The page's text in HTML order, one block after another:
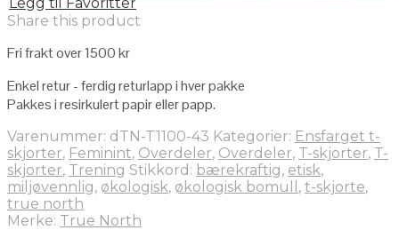
Share this product
Fri frakt over 1500 kr
Enkel retur - ferdig returlapp i hver pakke
Pakkes i resirkulert papir eller papp.
Varenummer: dTN-T1100-43 Kategorier: Ensfarget t-
skjorter, Feminint, Overdeler, Overdeler, T-skjorter, T-
skjorter, Trening Stikkord: bærekraftig, etisk,
miljøvennlig, økologisk, økologisk bomull , t-skjorte,
true north
Merke: True North